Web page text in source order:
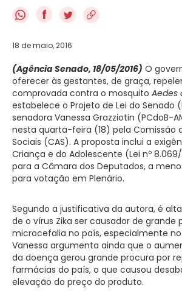
f
18 de maio, 2016
(Agência Senado, 18/05/2016) O
oferecer às gestantes, de graça,
comprovada contra o mosquito Aedes
estabelece o Projeto de Lei do Senado
senadora Vanessa Grazziotin (PCdoB-
nesta quarta-feira (18) pela Comissão
Sociais (CAS). A proposta inclui a
Criança e do Adolescente (Lei nº
para a Câmara dos Deputados, a
para votação em Plenário.
Segundo a justificativa da autora, é
de o vírus Zika ser causador de grande
microcefalia no país, especialmente no
Vanessa argumenta ainda que o
da doença gerou grande procura por
farmácias do país, o que causou
elevação do preço do produto.